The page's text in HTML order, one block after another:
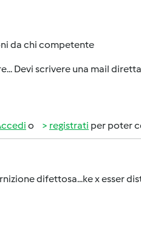
da chi competente
Devi scrivere una mail
o registrati per poter
difettosa...ke x esser